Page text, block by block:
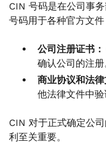
CIN 号码是在公司事
号码用于各种官方文件
公司注册证书：
确认公司的注册
商业协议和法律
他法律文件中验
CIN 对于正式确定公
利至关重要。